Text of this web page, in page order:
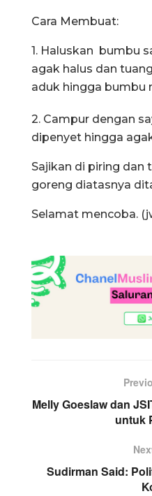
Cara Membuat:
1. Haluskan bumbu
agak halus dan
aduk hingga bumbu
2. Campur dengan
dipenyet hingga
Sajikan di piring dan
goreng diatasnya
Selamat mencoba.
Melly Goeslaw dan
untuk
Sudirman Said: